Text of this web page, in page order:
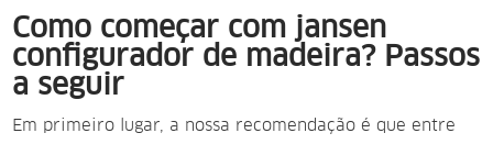
Como começar com jansen
configurador de madeira? Passos
a seguir
Em primeiro
lugar, a nossa recomendação é que entre